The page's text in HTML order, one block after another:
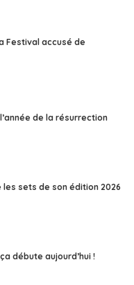
Festival accusé de
de la résurrection
sets de son édition 2026
débute aujourd’hui !